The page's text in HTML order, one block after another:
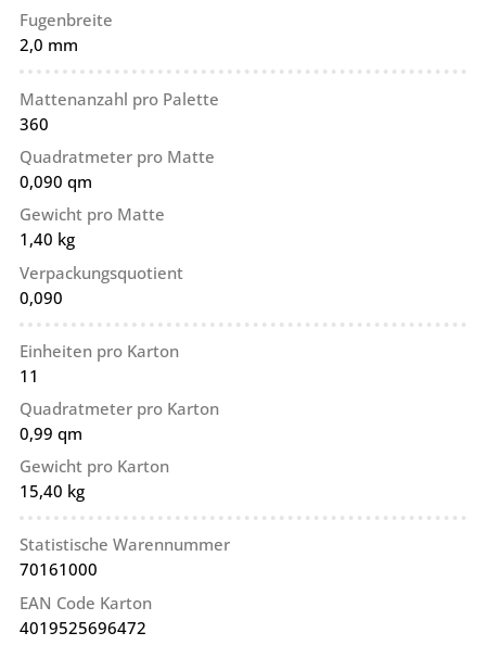
Fugenbreite
2,0 mm
Mattenanzahl pro Palette
360
Quadratmeter pro Matte
0,090 qm
Gewicht pro Matte
1,40 kg
Verpackungsquotient
0,090
Einheiten pro Karton
11
Quadratmeter pro Karton
0,99 qm
Gewicht pro Karton
15,40 kg
Statistische Warennummer
70161000
EAN Code Karton
4019525696472